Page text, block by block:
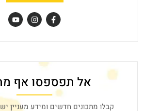
אל תפספסו אף
קבלו מתכונים חדשים ומידע מעניין